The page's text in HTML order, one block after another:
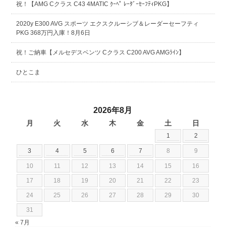
祝！【AMG Cクラス C43 4MATIC ｸｰﾍﾟ ﾚｰﾀﾞｰｾｰﾌﾃｨPKG】
2020y E300 AVG スポーツ エクスクルーシブ＆レーダーセーフティ
PKG 368万円入庫！8月6日
祝！ご納車【メルセデスベンツ Cクラス C200 AVG AMGﾗｲﾝ】
ひとこま
2026年8月
月 火 水 木 金 土 日
1 2
3 4 5 6 7 8 9
10 11 12 13 14 15 16
17 18 19 20 21 22 23
24 25 26 27 28 29 30
31
« 7月